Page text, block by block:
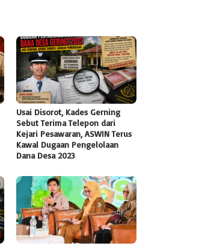
Usai Disorot, Kades Gerning
Sebut Terima Telepon dari
Kejari Pesawaran, ASWIN Terus
Kawal Dugaan Pengelolaan
Dana Desa 2023